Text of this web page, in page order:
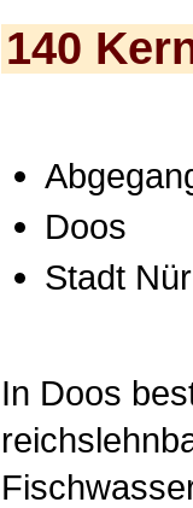
140
Doos
Stadt
In Doos